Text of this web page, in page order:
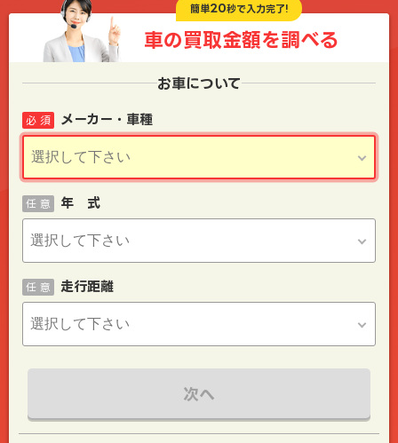
簡単20秒で入力完了!
車の買取金額を調べる
お車について
メーカー・車種
必 須
年 式
任 意
走行距離
任 意
次へ